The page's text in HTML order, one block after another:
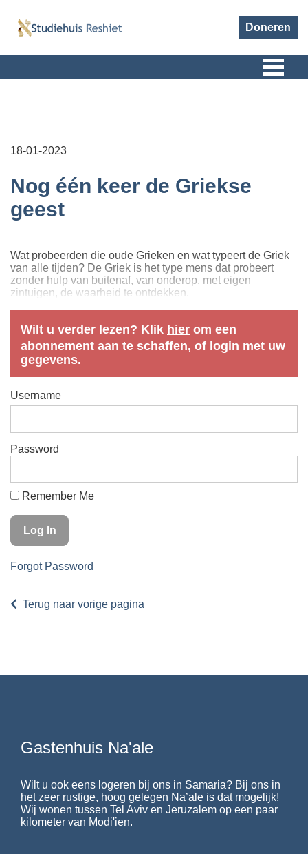
Doneren
18-01-2023
Nog één keer de Griekse
geest
Wat probeerden die oude Grieken en wat typeert de Griek
van alle tijden? De Griek is het type mens dat probeert
zonder hulp van buitenaf, van onderop, met eigen
zintuigen, de waarheid te ontdekken.
Wilt u verder lezen? Klik hier om een
abonnement aan te schaffen, of login met uw
gegevens.
Username
Password
Remember Me
Forgot Password
Terug naar vorige pagina
Gastenhuis Na'ale
Wilt u ook eens logeren bij ons in Samaria? Bij ons in
het zeer rustige, hoog gelegen Na’ale is dat mogelijk!
Wij wonen tussen Tel Aviv en Jeruzalem op een paar
kilometer van Modi'ien.